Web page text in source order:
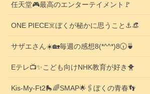
任天堂🎮️最高のエンターテイメント🚩
ONE PIECE☠️ぼくが秘かに思うこと⚓️👒
サザエさん☀️🏡毎週の感想8(*^^*)8🕡️🍵
Eテレ📺️✨こども向けNHK教育が好き🐥
Kis-My-Ft2🛼🌈SMAP🌟🖇️ぼくの青春👣